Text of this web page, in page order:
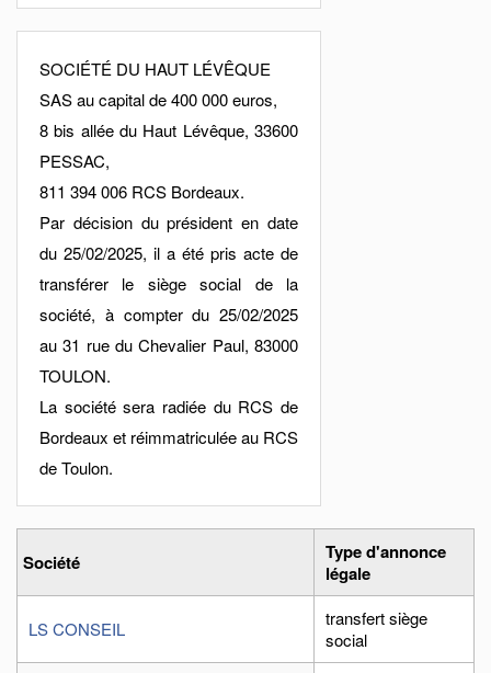
SOCIÉTÉ DU HAUT LÉVÊQUE
SAS au capital de 400 000 euros,
8 bis allée du Haut Lévêque, 33600
PESSAC,
811 394 006 RCS Bordeaux.
Par décision du président en date
du 25/02/2025, il a été pris acte de
transférer le siège social de la
société, à compter du 25/02/2025
au 31 rue du Chevalier Paul, 83000
TOULON.
La société sera radiée du RCS de
Bordeaux et réimmatriculée au RCS
de Toulon.
Société
Type d'annonce
légale
LS CONSEIL
transfert siège
social